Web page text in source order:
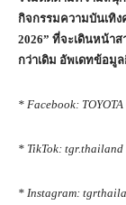
กิจกรรมความบันเทิง
2026” ที่จะเดินหน้าส
กว่าเดิม อัพเดทข้อมู
* Facebook:
* TikTok: tgr.thailand
* Instagram: